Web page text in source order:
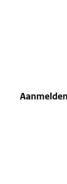
Aanmelden